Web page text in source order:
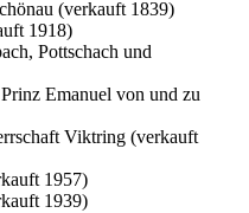
(verkauft 1839)
1918)
Pottschach und
Emanuel von und zu
Viktring (verkauft
1957)
1939)